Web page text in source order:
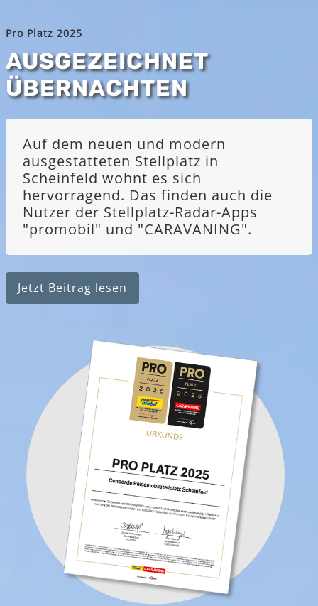
Pro Platz 2025
AUSGEZEICHNET
ÜBERNACHTEN
Auf dem neuen und modern
ausgestatteten Stellplatz in
Scheinfeld wohnt es sich
hervorragend. Das finden auch die
Nutzer der Stellplatz-Radar-Apps
"promobil" und "CARAVANING".
Jetzt Beitrag lesen